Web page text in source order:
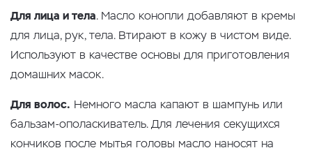
Для лица и тела. Масло конопли добавляют в кремы
для лица, рук, тела. Втирают в кожу в чистом виде.
Используют в качестве основы для приготовления
домашних масок.
Для волос. Немного масла капают в шампунь или
бальзам-ополаскиватель. Для лечения секущихся
кончиков после мытья головы масло наносят на